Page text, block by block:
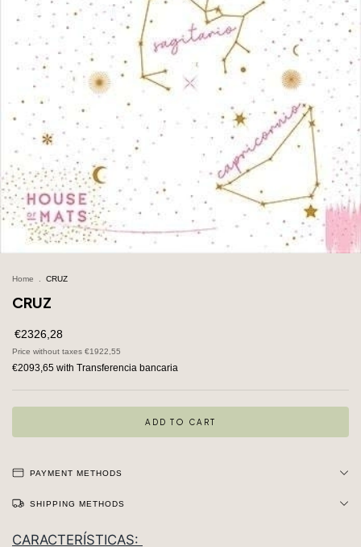
Home . CRUZ
CRUZ
€2326,28
Price without taxes €1922,55
€2093,65 with Transferencia bancaria
PAYMENT METHODS
SHIPPING METHODS
CARACTERÍSTICAS: